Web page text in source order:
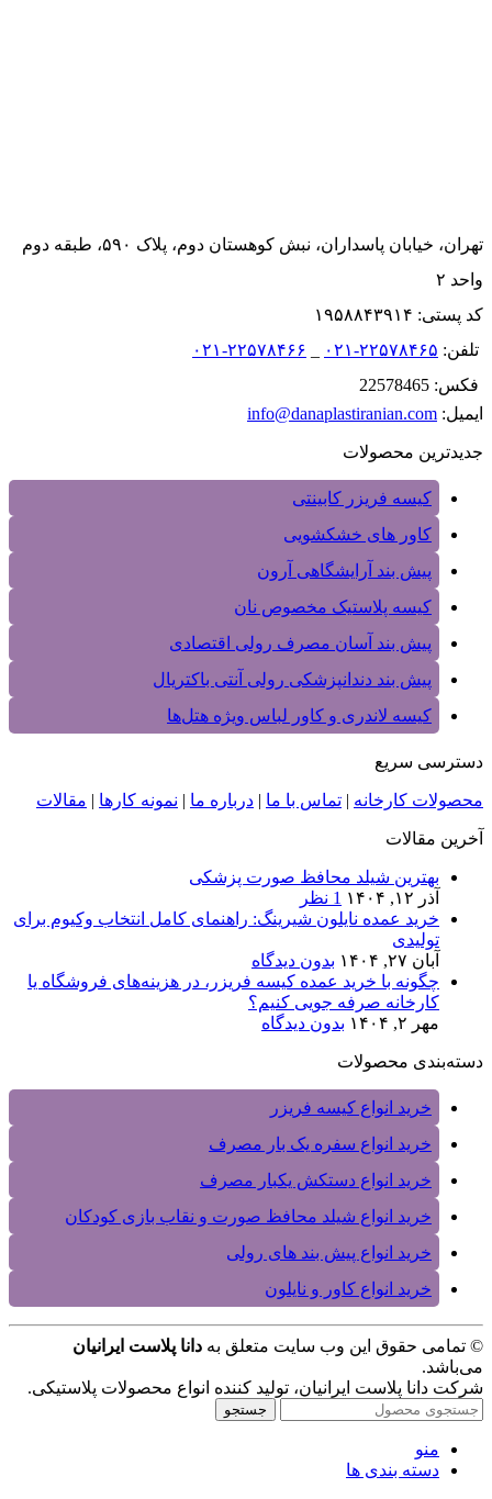
تهران، خیابان پاسداران، نبش کوهستان دوم، پلاک ۵۹۰، طبقه دوم
واحد ۲
کد پستی: ۱۹۵۸۸۴۳۹۱۴
تلفن: ۲۲۵۷۸۴۶۵-۰۲۱
۲۲۵۷۸۴۶۶-۰۲۱
فکس: 22578465
ایمیل: info@danaplastiranian.com
جدیدترین محصولات
کیسه فریزر کابینتی
کاور های خشکشویی
پیش بند آرایشگاهی آرون
کیسه پلاستیک مخصوص نان
پیش بند آسان مصرف رولی اقتصادی
پیش بند دندانپزشکی رولی آنتی باکتریال
کیسه لاندری و کاور لباس ویژه هتل‌ها
دسترسی سریع
محصولات کارخانه | تماس با ما | درباره ما | نمونه کارها | مقالات
آخرین مقالات
بهترین شیلد محافظ صورت پزشکی
آذر ۱۲, ۱۴۰۴
1 نظر
خرید عمده نایلون شیرینگ: راهنمای کامل انتخاب وکیوم برای
تولیدی‌
آبان ۲۷, ۱۴۰۴
بدون دیدگاه
چگونه با خرید عمده کیسه فریزر، در هزینه‌های فروشگاه یا
کارخانه صرفه‌ جویی کنیم؟
مهر ۲, ۱۴۰۴
بدون دیدگاه
دسته‌بندی محصولات
خرید انواع کیسه فریزر
خرید انواع سفره یک بار مصرف
خرید انواع دستکش یکبار مصرف
خرید انواع شیلد محافظ صورت و نقاب بازی کودکان
خرید انواع پیش بند های رولی
خرید انواع کاور و نایلون
© تمامی حقوق این وب سایت متعلق به دانا پلاست ایرانیان
می‌باشد.
شرکت دانا پلاست ایرانیان، تولید کننده انواع محصولات پلاستیکی.
جستجو
منو
دسته بندی ها